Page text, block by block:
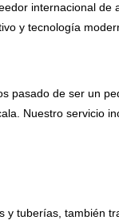
internacional
y tecnología
pasado de ser un
Nuestro servicio
y tuberías, también